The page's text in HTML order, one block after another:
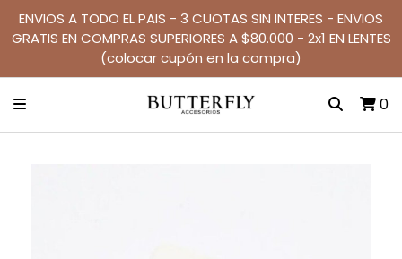
ENVIOS A TODO EL PAIS - 3 CUOTAS SIN INTERES - ENVIOS
GRATIS EN COMPRAS SUPERIORES A $80.000 - 2x1 EN LENTES
(colocar cupón en la compra)
0